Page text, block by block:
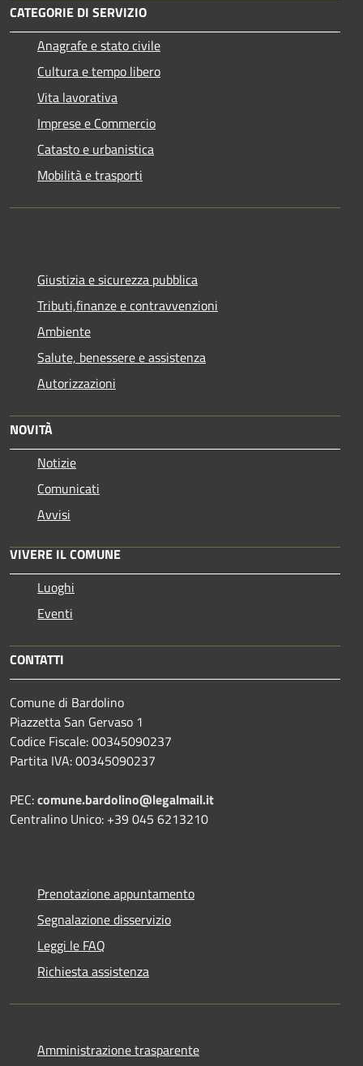
CATEGORIE DI SERVIZIO
Anagrafe e stato civile
Cultura e tempo libero
Vita lavorativa
Imprese e Commercio
Catasto e urbanistica
Mobilità e trasporti
Giustizia e sicurezza pubblica
Tributi,finanze e contravvenzioni
Ambiente
Salute, benessere e assistenza
Autorizzazioni
NOVITÀ
Notizie
Comunicati
Avvisi
VIVERE IL COMUNE
Luoghi
Eventi
CONTATTI
Comune di Bardolino
Piazzetta San Gervaso 1
Codice Fiscale: 00345090237
Partita IVA: 00345090237
PEC:comune.bardolino@legalmail.it
Centralino Unico: +39 045 6213210
Prenotazione appuntamento
Segnalazione disservizio
Leggi le FAQ
Richiesta assistenza
Amministrazione trasparente